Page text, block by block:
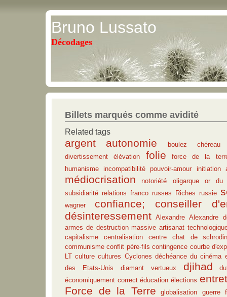
Bruno Lussato
Décodages
Billets marqués comme avidité
Related tags
argent autonomie boulez
chéreau
divertissement
élévation folie
force de la
humanisme
incompatibilité pouvoir-amour initiation
médiocrisation notoriété oligarque
or du
subsidiarité relations franco russes Riches russie
wagner
confiance; conseiller
désinteressement Alexandre Alexandre
armes de destruction massive artisanat
capitalisme
centralisation centre
chat de
communisme conflit père-fils contingence courbe
LT culture cultures Cyclones déchéance du cinéma
des Etats-Unis
diamant vertueux djihad
économiquement correct éducation élections
Force de la Terre
globalisation
guerre